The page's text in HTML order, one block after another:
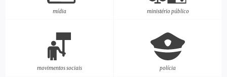
mídia ministério público
movimentos sociais polícia